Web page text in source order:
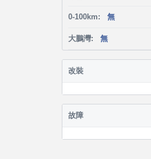
0-100km: 無
大鵬灣: 無
改裝
故障